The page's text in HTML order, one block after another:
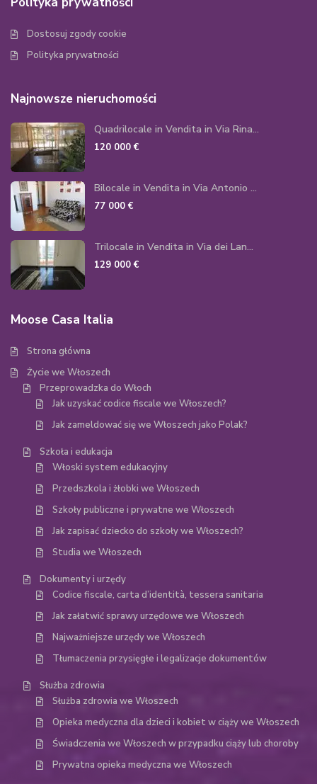
Dostosuj zgody cookie
Polityka prywatności
Najnowsze nieruchomości
Quadrilocale in Vendita in Via Rina...
120 000 €
Bilocale in Vendita in Via Antonio ...
77 000 €
Trilocale in Vendita in Via dei Lan...
129 000 €
Moose Casa Italia
Strona główna
Życie we Włoszech
Przeprowadzka do Włoch
Jak uzyskać codice fiscale we Włoszech?
Jak zameldować się we Włoszech jako Polak?
Szkoła i edukacja
Włoski system edukacyjny
Przedszkola i żłobki we Włoszech
Szkoły publiczne i prywatne we Włoszech
Jak zapisać dziecko do szkoły we Włoszech?
Studia we Włoszech
Dokumenty i urzędy
Codice fiscale, carta d’identità, tessera sanitaria
Jak załatwić sprawy urzędowe we Włoszech
Najważniejsze urzędy we Włoszech
Tłumaczenia przysięgłe i legalizacje dokumentów
Służba zdrowia
Służba zdrowia we Włoszech
Opieka medyczna dla dzieci i kobiet w ciąży we Włoszech
Świadczenia we Włoszech w przypadku ciąży lub choroby
Prywatna opieka medyczna we Włoszech